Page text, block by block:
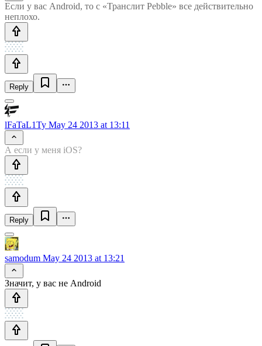
Если у вас Android, то с «Транслит Pebble» все действительно
неплохо.
Reply
lFaTaL1Ty May 24 2013 at 13:11
А если у меня iOS?
Reply
samodum May 24 2013 at 13:21
Значит, у вас не Android